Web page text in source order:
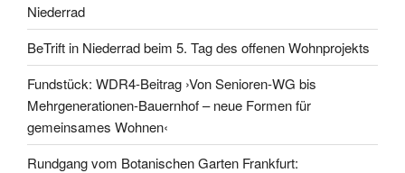
Niederrad
BeTrift in Niederrad beim 5. Tag des offenen Wohnprojekts
Fundstück: WDR4-Beitrag ›Von Senioren-WG bis
Mehrgenerationen-Bauernhof – neue Formen für
gemeinsames Wohnen‹
Rundgang vom Botanischen Garten Frankfurt: